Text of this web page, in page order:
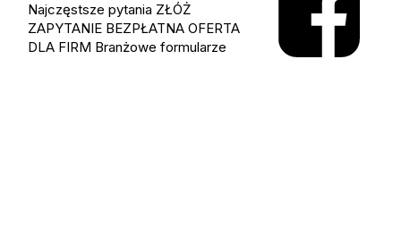
Najczęstsze pytania ZŁÓŻ
ZAPYTANIE BEZPŁATNA OFERTA
DLA FIRM Branżowe formularze